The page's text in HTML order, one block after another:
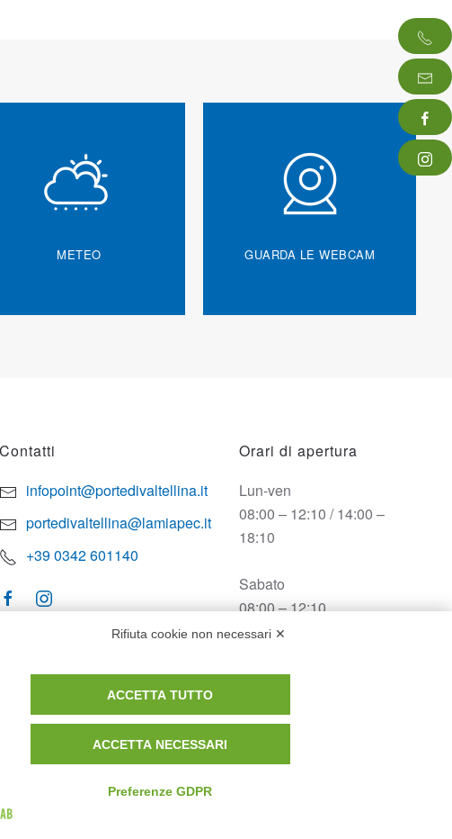
METEO GUARDA LE WEBCAM
Contatti
infopoint@portedivaltellina.it
portedivaltellina@lamiapec.it
+39 0342 601140
Orari di apertura
Lun-ven
08:00 – 12:10 / 14:00 –
18:10
Sabato
08:00 – 12:10
CHIUSO
Rifiuta cookie non necessari ✕
ACCETTA TUTTO
ACCETTA NECESSARI
Preferenze GDPR